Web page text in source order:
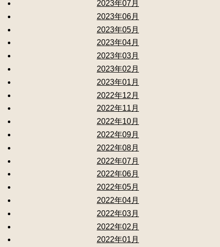
2023年07月
2023年06月
2023年05月
2023年04月
2023年03月
2023年02月
2023年01月
2022年12月
2022年11月
2022年10月
2022年09月
2022年08月
2022年07月
2022年06月
2022年05月
2022年04月
2022年03月
2022年02月
2022年01月